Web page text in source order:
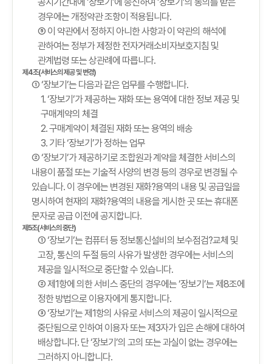
경우에는 개정약관 조항이 적용됩니다.
⑤ 이 약관에서 정하지 아니한 사항과 이 약관의 해석에
관하여는 정부가 제정한 전자거래소비자보호지침 및
관계법령 또는 상관례에 따릅니다.
제4조(서비스의 제공 및 변경)
① ‘장보기’는 다음과 같은 업무를 수행합니다.
1. ‘장보기’가 제공하는 재화 또는 용역에 대한 정보 제공 및
구매계약의 체결
2. 구매계약이 체결된 재화 또는 용역의 배송
3. 기타 ‘장보기’가 정하는 업무
② ‘장보기’가 제공하기로 조합원과 계약을 체결한 서비스의
내용이 품절 또는 기술적 사양의 변경 등의 경우로 변경될 수
있습니다. 이 경우에는 변경된 재화?용역의 내용 및 공급일을
명시하여 현재의 재화?용역의 내용을 게시한 곳 또는 휴대폰
문자로 공급 이전에 공지합니다.
제5조(서비스의 중단)
① ‘장보기’는 컴퓨터 등 정보통신설비의 보수점검?교체 및
고장, 통신의 두절 등의 사유가 발생한 경우에는 서비스의
제공을 일시적으로 중단할 수 있습니다.
② 제1항에 의한 서비스 중단의 경우에는 ‘장보기’는 제8조에
정한 방법으로 이용자에게 통지합니다.
③ ‘장보기’는 제1항의 사유로 서비스의 제공이 일시적으로
중단됨으로 인하여 이용자 또는 제3자가 입은 손해에 대하여
배상합니다. 단 ‘장보기’의 고의 또는 과실이 없는 경우에는
그러하지 아니합니다.